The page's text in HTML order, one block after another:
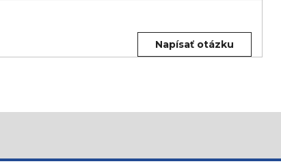
Napísať otázku